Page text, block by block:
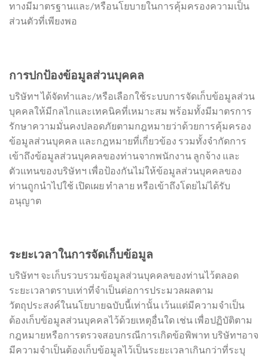
ทางมีมาตรฐานและ/หรือนโยบายในการคุ้มครองความเป็น
ส่วนตัวที่เพียงพอ
การปกป้องข้อมูลส่วนบุคคล
บริษัทฯ ได้จัดทำและ/หรือเลือกใช้ระบบการจัดเก็บข้อมูลส่วน
บุคคลให้มีกลไกและเทคนิคที่เหมาะสม พร้อมทั้งมีมาตรการ
รักษาความมั่นคงปลอดภัยตามกฎหมายว่าด้วยการคุ้มครอง
ข้อมูลส่วนบุคคล และกฎหมายที่เกี่ยวข้อง รวมทั้งจำกัดการ
เข้าถึงข้อมูลส่วนบุคคลของท่านจากพนักงาน ลูกจ้าง และ
ตัวแทนของบริษัทฯ เพื่อป้องกันไม่ให้ข้อมูลส่วนบุคคลของ
ท่านถูกนำไปใช้ เปิดเผย ทำลาย หรือเข้าถึงโดยไม่ได้รับ
อนุญาต
ระยะเวลาในการจัดเก็บข้อมูล
บริษัทฯ จะเก็บรวบรวมข้อมูลส่วนบุคคลของท่านไว้ตลอด
ระยะเวลาตราบเท่าที่จำเป็นต่อการประมวลผลตาม
วัตถุประสงค์ในนโยบายฉบับนี้เท่านั้น เว้นแต่มีความจำเป็น
ต้องเก็บข้อมูลส่วนบุคคลไว้ด้วยเหตุอื่นใด เช่น เพื่อปฏิบัติตาม
กฎหมายหรือการตรวจสอบกรณีการเกิดข้อพิพาท บริษัทฯอาจ
มีความจำเป็นต้องเก็บข้อมูลไว้เป็นระยะเวลาเกินกว่าที่ระบุ